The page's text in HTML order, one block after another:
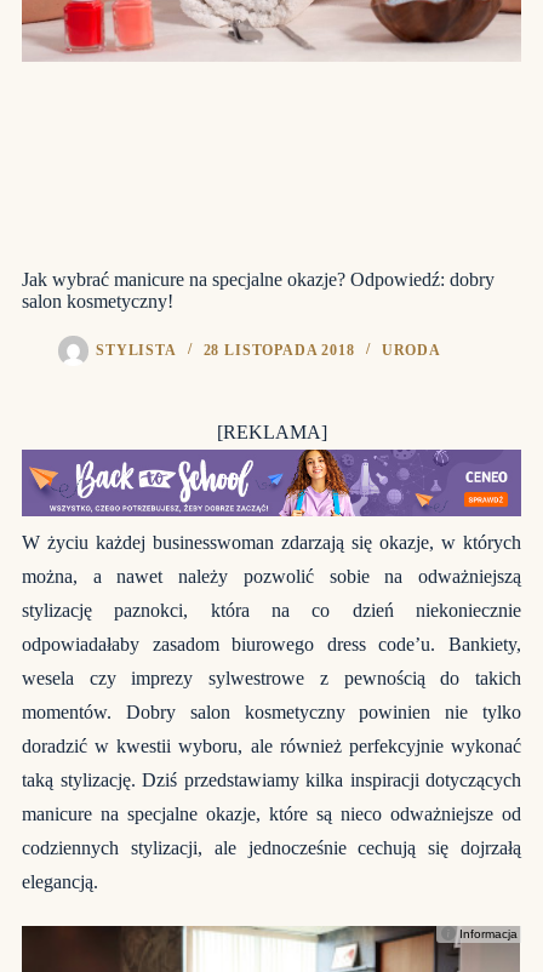
Jak wybrać manicure na specjalne okazje? Odpowiedź: dobry
salon kosmetyczny!
STYLISTA 28 LISTOPADA 2018 URODA
[REKLAMA]
W życiu każdej businesswoman zdarzają się okazje, w których
można, a nawet należy pozwolić sobie na odważniejszą
stylizację paznokci, która na co dzień niekoniecznie
odpowiadałaby zasadom biurowego dress code’u. Bankiety,
wesela czy imprezy sylwestrowe z pewnością do takich
momentów. Dobry salon kosmetyczny powinien nie tylko
doradzić w kwestii wyboru, ale również perfekcyjnie wykonać
taką stylizację. Dziś przedstawiamy kilka inspiracji dotyczących
manicure na specjalne okazje, które są nieco odważniejsze od
codziennych stylizacji, ale jednocześnie cechują się dojrzałą
elegancją.